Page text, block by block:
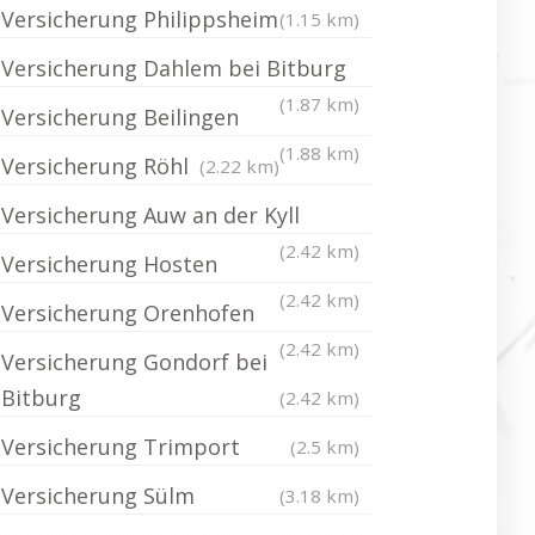
Versicherung Philippsheim(1.15 km)
Versicherung Dahlem bei Bitburg
(1.87 km)
Versicherung Beilingen
(1.88 km)
Versicherung Röhl (2.22 km)
Versicherung Auw an der Kyll
(2.42 km)
Versicherung Hosten
(2.42 km)
Versicherung Orenhofen
(2.42 km)
Versicherung Gondorf bei
Bitburg
(2.42 km)
Versicherung Trimport (2.5 km)
Versicherung Sülm (3.18 km)